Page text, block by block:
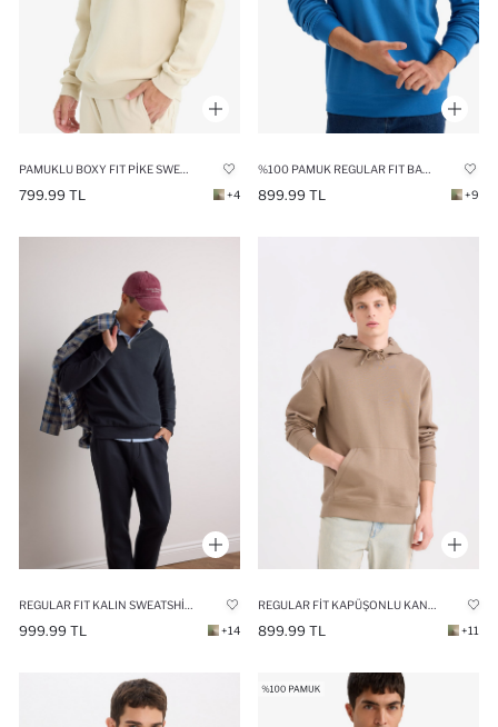
799.99 TL +4 899.99 TL +9
999.99 TL +14 899.99 TL +11